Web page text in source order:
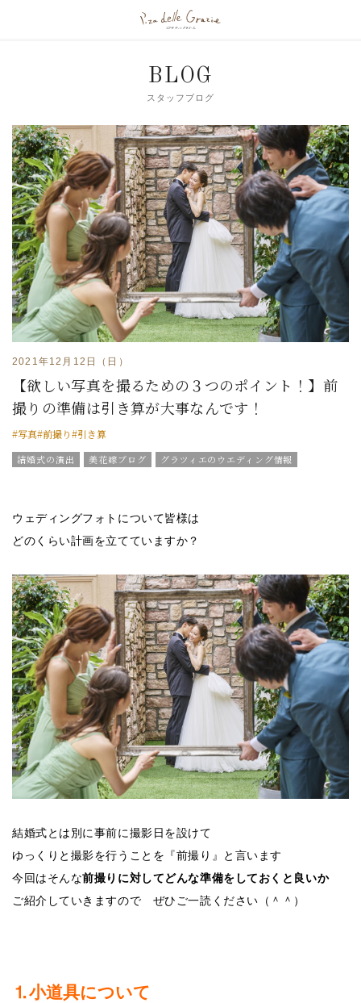
BLOG
スタッフブログ
2021年12月12日（日）
【欲しい写真を撮るための３つのポイント！】前
撮りの準備は引き算が大事なんです！
#写真#前撮り#引き算
結婚式の演出 美花嫁ブログ
グラツィエのウエディング情報
ウェディングフォトについて皆様は
どのくらい計画を立てていますか？
結婚式とは別に事前に撮影日を設けて
ゆっくりと撮影を行うことを『前撮り』と言います
今回はそんな前撮りに対してどんな準備をしておくと良いか
ご紹介していきますので ぜひご一読ください（＾＾）
⒈小道具について